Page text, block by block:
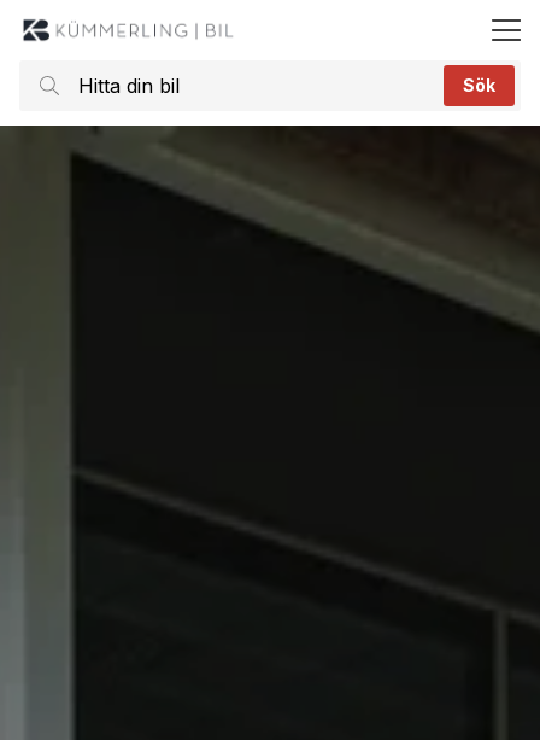
huvudinnehållet
Hitta
din
Sök